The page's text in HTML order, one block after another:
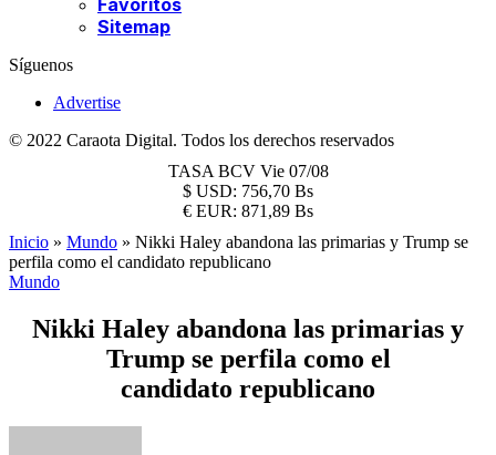
Favoritos
Sitemap
Síguenos
Advertise
© 2022 Caraota Digital. Todos los derechos reservados
TASA BCV Vie 07/08
$ USD: 756,70 Bs
€ EUR: 871,89 Bs
Inicio » Mundo » Nikki Haley abandona las primarias y Trump se
perfila como el candidato republicano
Mundo
Nikki Haley abandona las primarias y
Trump se perfila como el
candidato republicano